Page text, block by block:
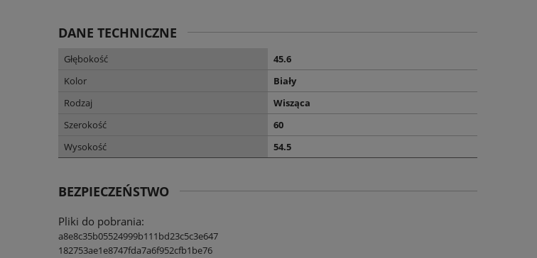
DANE TECHNICZNE
Głębokość
45.6
Kolor
Biały
Rodzaj
Wisząca
Szerokość
60
Wysokość
54.5
BEZPIECZEŃSTWO
Pliki do pobrania:
a8e8c35b05524999b111bd23c5c3e647
182753ae1e8747fda7a6f952cfb1be76